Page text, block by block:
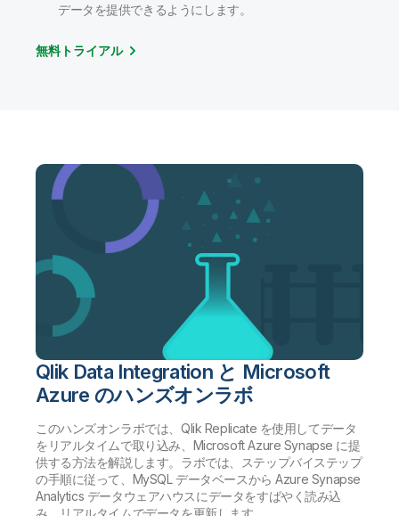
データを提供できるようにします。
無料トライアル
Qlik Data Integration と Microsoft
Azure のハンズオンラボ
このハンズオンラボでは、Qlik Replicate を使用してデータ
をリアルタイムで取り込み、Microsoft Azure Synapse に提
供する方法を解説します。ラボでは、ステップバイステップ
の手順に従って、MySQL データベースから Azure Synapse
Analytics データウェアハウスにデータをすばやく読み込
み、リアルタイムでデータを更新します。